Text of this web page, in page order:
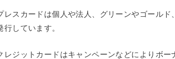
レスカードは個人や法人、グリーンやゴールド
しています。
レジットカードはキャンペーンなどによりボー